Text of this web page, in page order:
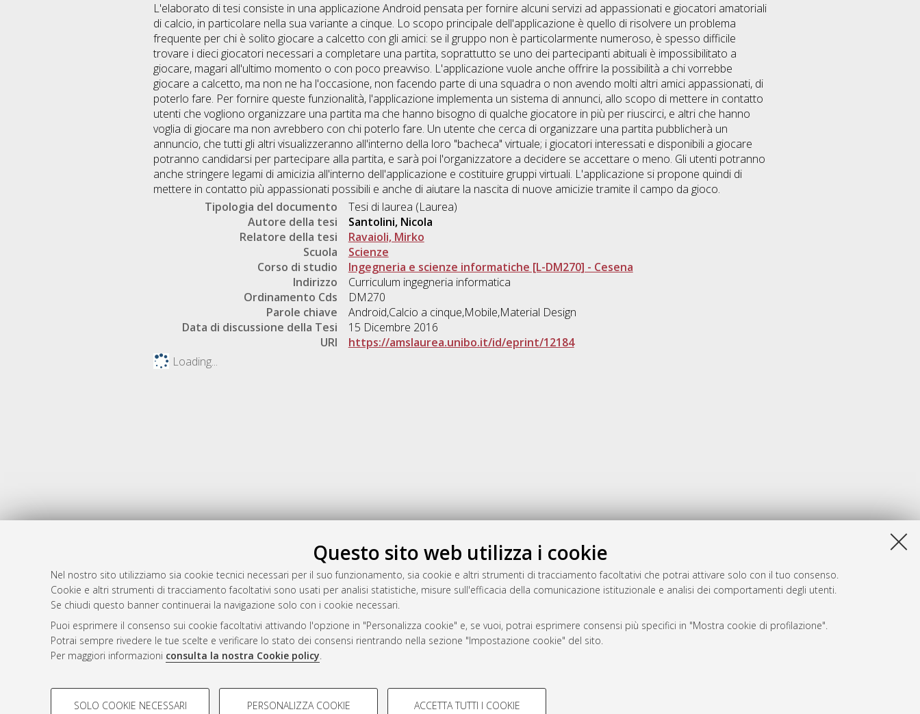
Questo sito web utilizza i cookie
Nel nostro sito utilizziamo sia cookie tecnici necessari per il suo funzionamento, sia cookie e altri strumenti di tracciamento facoltativi che potrai attivare solo con il tuo consenso.
Cookie e altri strumenti di tracciamento facoltativi sono usati per analisi statistiche, misure sull'efficacia della comunicazione istituzionale e analisi dei comportamenti degli utenti.
Se chiudi questo banner continuerai la navigazione solo con i cookie necessari.
Puoi esprimere il consenso sui cookie facoltativi attivando l'opzione in "Personalizza cookie" e, se vuoi, potrai esprimere consensi più specifici in "Mostra cookie di profilazione".
Potrai sempre rivedere le tue scelte e verificare lo stato dei consensi rientrando nella sezione "Impostazione cookie" del sito.
Per maggiori informazioni consulta la nostra Cookie policy.
COOKIE DI PROFILAZIONE - FACOLTATIVI COOKIE TECNICI - NECESSARI
SOLO COOKIE NECESSARI PERSONALIZZA COOKIE ACCETTA TUTTI I COOKIE
L'elaborato di tesi consiste in una applicazione Android pensata per fornire alcuni servizi ad appassionati e giocatori amatoriali
di calcio, in particolare nella sua variante a cinque. Lo scopo principale dell'applicazione è quello di risolvere un problema
frequente per chi è solito giocare a calcetto con gli amici: se il gruppo non è particolarmente numeroso, è spesso difficile
trovare i dieci giocatori necessari a completare una partita, soprattutto se uno dei partecipanti abituali è impossibilitato a
giocare, magari all'ultimo momento o con poco preavviso. L'applicazione vuole anche offrire la possibilità a chi vorrebbe
giocare a calcetto, ma non ne ha l'occasione, non facendo parte di una squadra o non avendo molti altri amici appassionati, di
poterlo fare. Per fornire queste funzionalità, l'applicazione implementa un sistema di annunci, allo scopo di mettere in contatto
utenti che vogliono organizzare una partita ma che hanno bisogno di qualche giocatore in più per riuscirci, e altri che hanno
voglia di giocare ma non avrebbero con chi poterlo fare. Un utente che cerca di organizzare una partita pubblicherà un
annuncio, che tutti gli altri visualizzeranno all'interno della loro "bacheca" virtuale; i giocatori interessati e disponibili a giocare
potranno candidarsi per partecipare alla partita, e sarà poi l'organizzatore a decidere se accettare o meno. Gli utenti potranno
anche stringere legami di amicizia all'interno dell'applicazione e costituire gruppi virtuali. L'applicazione si propone quindi di
mettere in contatto più appassionati possibili e anche di aiutare la nascita di nuove amicizie tramite il campo da gioco.
Tipologia del documento
Tesi di laurea (Laurea)
Autore della tesi
Santolini, Nicola
Relatore della tesi
Ravaioli, Mirko
Scuola
Scienze
Corso di studio
Ingegneria e scienze informatiche [L-DM270] - Cesena
Indirizzo
Curriculum ingegneria informatica
Ordinamento Cds
DM270
Parole chiave
Android,Calcio a cinque,Mobile,Material Design
Data di discussione della Tesi
15 Dicembre 2016
URI
https://amslaurea.unibo.it/id/eprint/12184
Loading...
Gestione del documento:
Atom
Rss 1.0
Rss 2.0
AMS Laurea
Servizio implementato e gestito da
Impostazioni Cookie
Informativa sulla privacy
Condizioni d’uso del sito